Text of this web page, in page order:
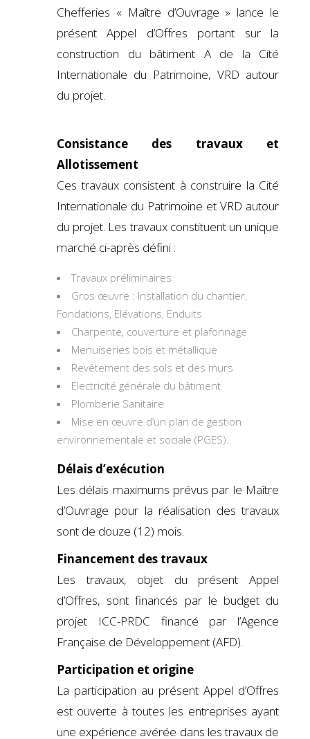
Chefferies « Maître d’Ouvrage » lance le
présent Appel d’Offres portant sur la
construction du bâtiment A de la Cité
Internationale du Patrimoine, VRD autour
du projet.
Consistance des travaux et
Allotissement
Ces travaux consistent à construire la Cité
Internationale du Patrimoine et VRD autour
du projet. Les travaux constituent un unique
marché ci-après défini :
Travaux préliminaires
Gros œuvre : Installation du chantier,
Fondations, Elévations, Enduits
Charpente, couverture et plafonnage
Menuiseries bois et métallique
Revêtement des sols et des murs
Electricité générale du bâtiment
Plomberie Sanitaire
Mise en œuvre d’un plan de gestion
environnementale et sociale (PGES).
Délais d’exécution
Les délais maximums prévus par le Maître
d’Ouvrage pour la réalisation des travaux
sont de douze (12) mois.
Financement des travaux
Les travaux, objet du présent Appel
d’Offres, sont financés par le budget du
projet ICC-PRDC financé par l’Agence
Française de Développement (AFD).
Participation et origine
La participation au présent Appel d’Offres
est ouverte à toutes les entreprises ayant
une expérience avérée dans les travaux de